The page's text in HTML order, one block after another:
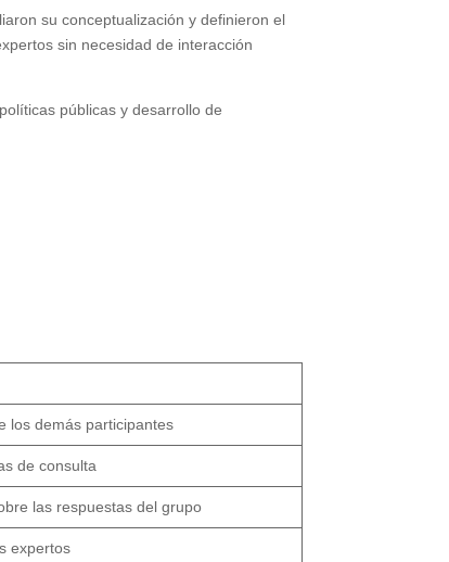
su conceptualización y definieron el
sin necesidad de interacción
públicas y desarrollo de
los demás participantes
de consulta
las respuestas del grupo
expertos